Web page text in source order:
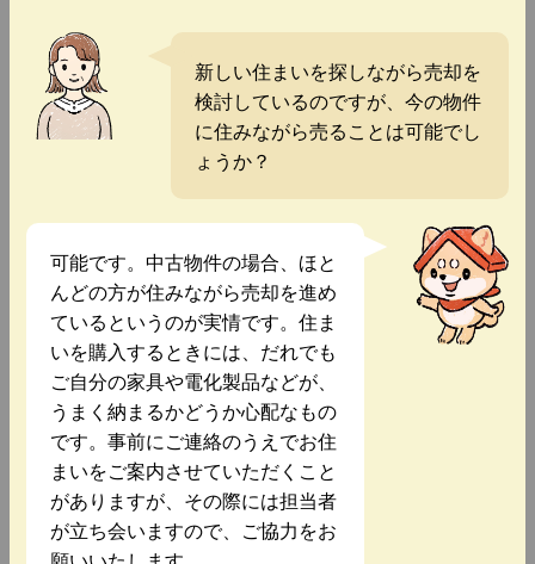
新しい住まいを探しながら売却を
検討しているのですが、今の物件
に住みながら売ることは可能でし
ょうか？
可能です。中古物件の場合、ほと
んどの方が住みながら売却を進め
ているというのが実情です。住ま
いを購入するときには、だれでも
ご自分の家具や電化製品などが、
うまく納まるかどうか心配なもの
です。事前にご連絡のうえでお住
まいをご案内させていただくこと
がありますが、その際には担当者
が立ち会いますので、ご協力をお